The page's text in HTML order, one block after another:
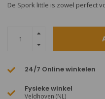
De Spork little is zowel perfect
24/7 Online winkelen
Fysieke winkel
Veldhoven (NL)